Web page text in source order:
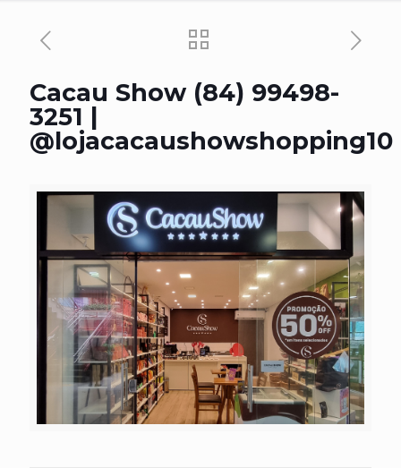
Cacau Show (84) 99498-
3251 |
@lojacacaushowshopping10